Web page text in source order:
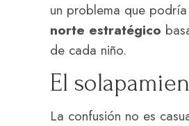
un problema que
norte estratégico
de cada niño.
El
La confusión no es